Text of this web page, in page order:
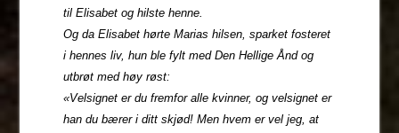
til Elisabet og hilste henne.
Og da Elisabet hørte Marias hilsen, sparket fosteret
i hennes liv, hun ble fylt med Den Hellige Ånd og
utbrøt med høy røst:
«Velsignet er du fremfor alle kvinner, og velsignet er
han du bærer i ditt skjød! Men hvem er vel jeg, at